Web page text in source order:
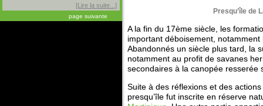
[Lire la suite...]
page suivante
Presqu’île de
A la fin du 17ème siècle, les
important déboisement,
Abandonnés un siècle plus tard, la
notamment au profit de savanes
secondaires à la canopée resserée
Suite à des réflexions et des
presqu’île fut inscrite en réserve